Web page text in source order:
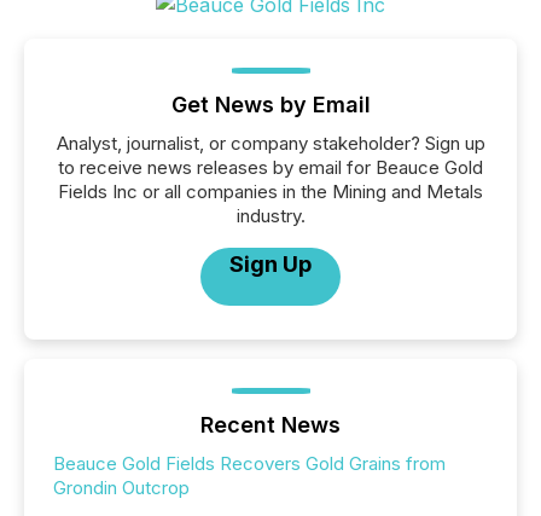
Get News by Email
Analyst, journalist, or company stakeholder? Sign up
to receive news releases by email for Beauce Gold
Fields Inc or all companies in the Mining and Metals
industry.
Sign Up
Recent News
Beauce Gold Fields Recovers Gold Grains from
Grondin Outcrop